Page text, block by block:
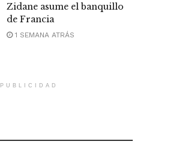
Zidane asume el banquillo
de Francia
1 SEMANA ATRÁS
PUBLICIDAD